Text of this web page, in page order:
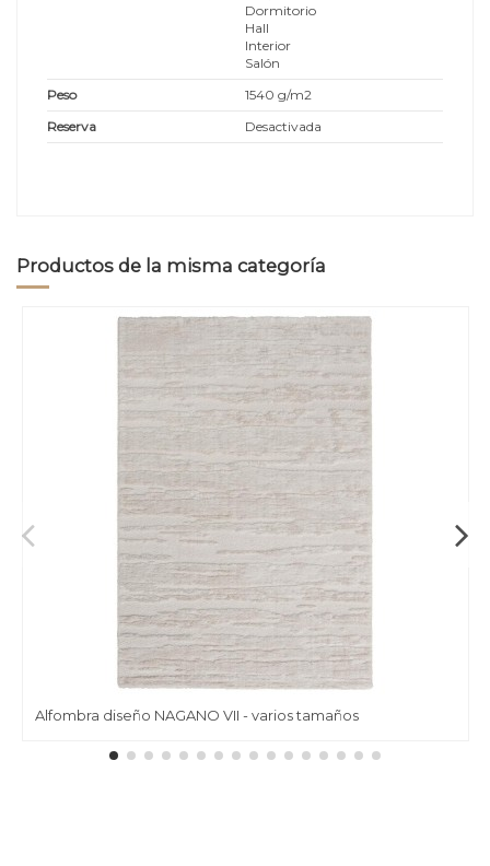
Dormitorio
Hall
Interior
Salón
Peso
1540 g/m2
Reserva
Desactivada
Productos de la misma categoría
Alfombra diseño NAGANO VII - varios tamaños